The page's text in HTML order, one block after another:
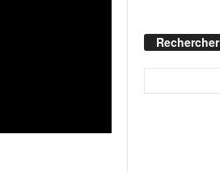
Rechercher